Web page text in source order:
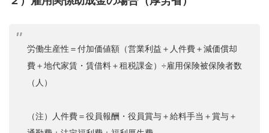
労働生産性＝付加価値額（営業利益＋人件費＋減価償却
費＋地代家賃・賃借料＋租税課金）÷雇用保険被保険者数
（人）
（注）人件費＝役員報酬・役員賞与＋給料手当＋賞与＋